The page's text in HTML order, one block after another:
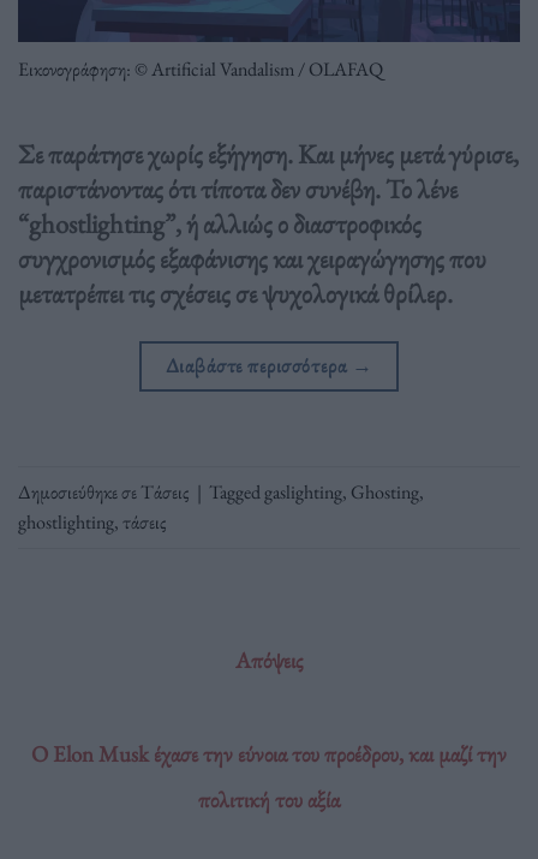
Εικονογράφηση: © Artificial Vandalism / OLAFAQ
Σε παράτησε χωρίς εξήγηση. Και μήνες μετά γύρισε,
παριστάνοντας ότι τίποτα δεν συνέβη. Το λένε
“ghostlighting”, ή αλλιώς ο διαστροφικός
συγχρονισμός εξαφάνισης και χειραγώγησης που
μετατρέπει τις σχέσεις σε ψυχολογικά θρίλερ.
Διαβάστε περισσότερα →
Δημοσιεύθηκε σεΤάσεις | Taggedgaslighting, Ghosting,
ghostlighting,τάσεις
Απόψεις
Ο Elon Musk έχασε την εύνοια του προέδρου, και μαζί την
πολιτική του αξία